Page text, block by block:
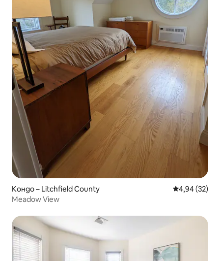
Кондо – Litchfield County Средна
4,94 (32)
Meadow View